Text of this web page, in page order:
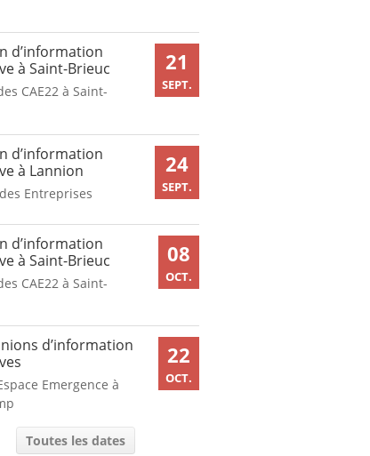
21
SEPT.
d’information
à Saint-Brieuc
CAE22 à Saint-
24
SEPT.
d’information
à Lannion
Entreprises
08
OCT.
d’information
à Saint-Brieuc
CAE22 à Saint-
22
OCT.
d’information
Emergence à
Toutes les dates